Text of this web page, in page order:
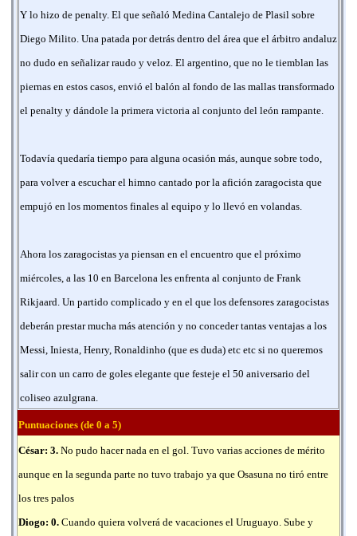
Y lo hizo de penalty. El que señaló Medina Cantalejo de Plasil sobre
Diego Milito. Una patada por detrás dentro del área que el árbitro andaluz
no dudo en señalizar raudo y veloz. El argentino, que no le tiemblan las
piernas en estos casos, envió el balón al fondo de las mallas transformado
el penalty y dándole la primera victoria al conjunto del león rampante.
Todavía quedaría tiempo para alguna ocasión más, aunque sobre todo,
para volver a escuchar el himno cantado por la afición zaragocista que
empujó en los momentos finales al equipo y lo llevó en volandas.
Ahora los zaragocistas ya piensan en el encuentro que el próximo
miércoles, a las 10 en Barcelona les enfrenta al conjunto de Frank
Rikjaard. Un partido complicado y en el que los defensores zaragocistas
deberán prestar mucha más atención y no conceder tantas ventajas a los
Messi, Iniesta, Henry, Ronaldinho (que es duda) etc etc si no queremos
salir con un carro de goles elegante que festeje el 50 aniversario del
coliseo azulgrana.
Puntuaciones (de 0 a 5)
César: 3. No pudo hacer nada en el gol. Tuvo varias acciones de mérito
aunque en la segunda parte no tuvo trabajo ya que Osasuna no tiró entre
los tres palos
Diogo: 0. Cuando quiera volverá de vacaciones el Uruguayo. Sube y